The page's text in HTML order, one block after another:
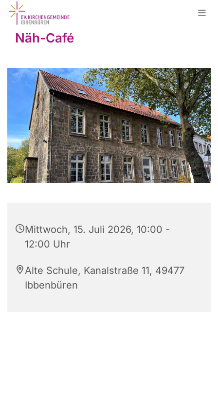
Näh-Café
Mittwoch, 15. Juli 2026, 10:00 -
12:00 Uhr
Alte Schule, Kanalstraße 11, 49477
Ibbenbüren